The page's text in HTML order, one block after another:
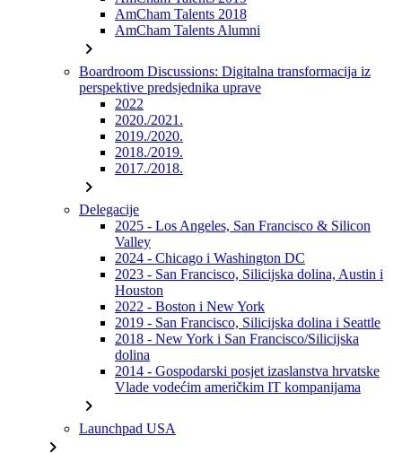
AmCham Talents 2018
AmCham Talents Alumni
chevron_right
Boardroom Discussions: Digitalna transformacija iz
perspektive predsjednika uprave
2022
2020./2021.
2019./2020.
2018./2019.
2017./2018.
chevron_right
Delegacije
2025 - Los Angeles, San Francisco & Silicon
Valley
2024 - Chicago i Washington DC
2023 - San Francisco, Silicijska dolina, Austin i
Houston
2022 - Boston i New York
2019 - San Francisco, Silicijska dolina i Seattle
2018 - New York i San Francisco/Silicijska
dolina
2014 - Gospodarski posjet izaslanstva hrvatske
Vlade vodećim američkim IT kompanijama
chevron_right
Launchpad USA
chevron_right